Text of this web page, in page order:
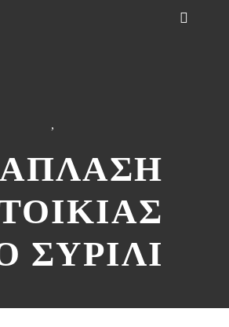
,
ΣΥΡΙΛΙ